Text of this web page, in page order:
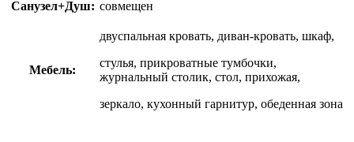
Санузел+Душ: совмещен
Мебель:
двуспальная кровать, диван-кровать, шкаф,
стулья, прикроватные тумбочки,
журнальный столик, стол, прихожая,
зеркало, кухонный гарнитур, обеденная зона